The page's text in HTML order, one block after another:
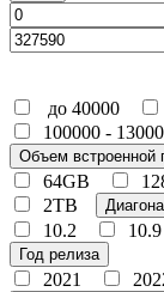
до 40000
100000 -
Объем встроенной
64GB
2TB
10.2 10.9
Год релиза
2021